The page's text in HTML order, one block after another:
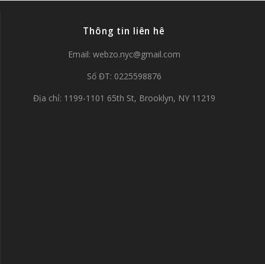
Thông tin liên hê
Email: webzo.nyc@gmail.com
Số ĐT: 0225598876
Địa chỉ: 1199-1101 65th St, Brooklyn, NY 11219